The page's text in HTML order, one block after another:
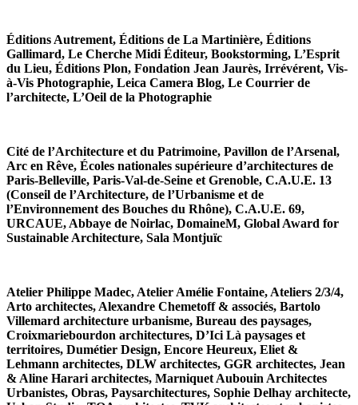
Éditions Autrement, Éditions de La Martinière, Éditions
Gallimard, Le Cherche Midi Éditeur, Bookstorming, L’Esprit
du Lieu, Éditions Plon, Fondation Jean Jaurès, Irrévérent, Vis-
à-Vis Photographie, Leica Camera Blog, Le Courrier de
l’architecte, L’Oeil de la Photographie
Cité de l’Architecture et du Patrimoine, Pavillon de l’Arsenal,
Arc en Rêve, Écoles nationales supérieure d’architectures de
Paris-Belleville, Paris-Val-de-Seine et Grenoble, C.A.U.E. 13
(Conseil de l’Architecture, de l’Urbanisme et de
l’Environnement des Bouches du Rhône), C.A.U.E. 69,
URCAUE, Abbaye de Noirlac, DomaineM, Global Award for
Sustainable Architecture, Sala Montjuïc
Atelier Philippe Madec, Atelier Amélie Fontaine, Ateliers 2/3/4,
Arto architectes, Alexandre Chemetoff & associés, Bartolo
Villemard architecture urbanisme, Bureau des paysages,
Croixmariebourdon architectures, D’Ici Là paysages et
territoires, Dumétier Design, Encore Heureux, Eliet &
Lehmann architectes, DLW architectes, GGR architectes, Jean
& Aline Harari architectes, Marniquet Aubouin Architectes
Urbanistes, Obras, Paysarchitectures, Sophie Delhay architecte,